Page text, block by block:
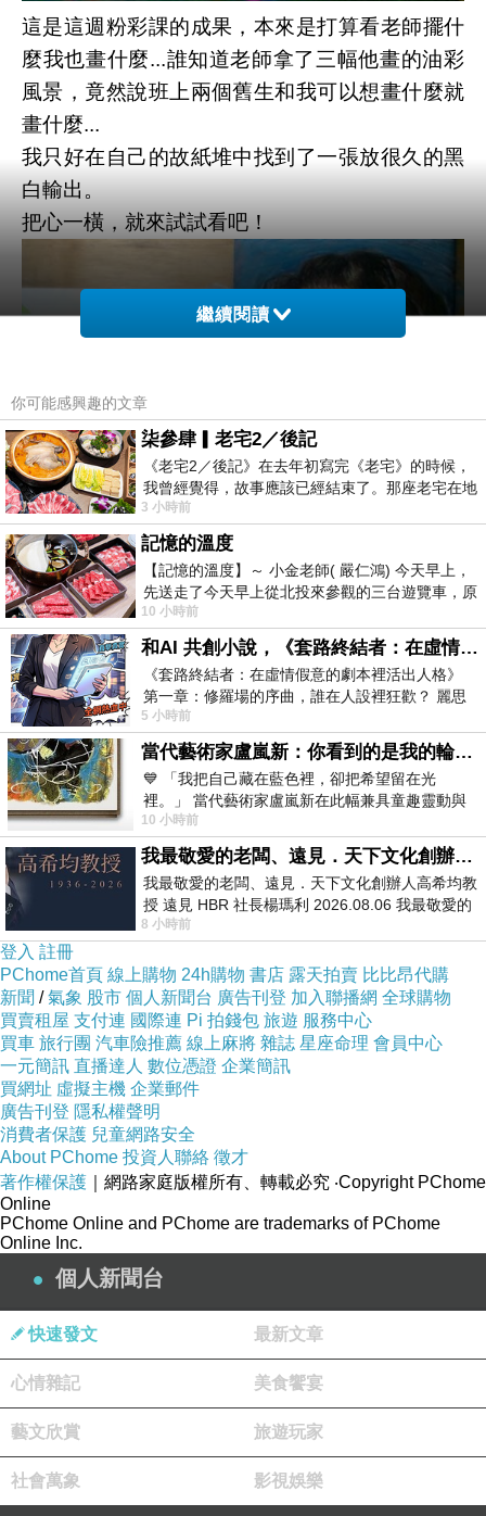
這是這週粉彩課的成果，本來是打算看老師擺什
麼我也畫什麼...誰知道老師拿了三幅他畫的油彩
風景，竟然說班上兩個舊生和我可以想畫什麼就
畫什麼...
我只好在自己的故紙堆中找到了一張放很久的黑
白輸出。
把心一橫，就來試試看吧！
這是很原稿比較，這張本來是要畫鉛筆素描的。
上一篇：*粉彩010-仿作小女孩
下一篇：*粉彩012作品-童顏
李寧兒
2008-12-07 19:05:11
看來這下子飛哥得私下問問飛爸
外頭是否還有親生骨肉
尚未認祖歸宗的
版主回應
你以為我是王永慶的兒子呀？呵呵
水手
飛哥的妹子
長的很像我們這裡一個
看照片
至少有八分像喔
真的呀
大約又是大眾臉吧？
繼續閱讀
你可能感興趣的文章
柒參肆▎老宅2／後記
《老宅2／後記》在去年初寫完《老宅》的時候，
我曾經覺得，故事應該已經結束了。那座老宅在地
震中倒塌，七個人終於離開那片黑暗，
3 小時前
記憶的溫度
【記憶的溫度】～ 小金老師( 嚴仁鴻) 今天早上，
先送走了今天早上從北投來參觀的三台遊覽車，原
以為展場已經差不多要安靜下來，卻發
10 小時前
和AI 共創小說，《套路終結者：在虛情假意的劇本裡活出人格》
《套路終結者：在虛情假意的劇本裡活出人格》
第一章：修羅場的序曲，誰在人設裡狂歡？ 麗思
卡爾頓酒店的總統套房內，燈光昏
5 小時前
當代藝術家盧嵐新：你看到的是我的輪廓，還是你的故事？——藏在藍色裡的希望與光
💙 「我把自己藏在藍色裡，卻把希望留在光
裡。」 當代藝術家盧嵐新在此幅兼具童趣靈動與
抽象韻味的新作中，用湛藍的羽翼般色塊包覆著
10 小時前
我最敬愛的老闆、遠見．天下文化創辦人高希均教授
我最敬愛的老闆、遠見．天下文化創辦人高希均教
授 遠見 HBR 社長楊瑪利 2026.08.06 我最敬愛的
老闆、遠見．天下文化創辦人高希均教
8 小時前
登入 註冊
PChome首頁 線上購物 24h購物 書店 露天拍賣 比比昂代購
新聞 /氣象 股市 個人新聞台 廣告刊登 加入聯播網 全球購物
買賣租屋 支付連 國際連 Pi 拍錢包 旅遊 服務中心
買車 旅行團 汽車險推薦 線上麻將 雜誌 星座命理 會員中心
一元簡訊 直播達人 數位憑證 企業簡訊
買網址 虛擬主機 企業郵件
廣告刊登 隱私權聲明
消費者保護 兒童網路安全
About PChome 投資人聯絡 徵才
著作權保護 ｜網路家庭版權所有、轉載必究 ‧Copyright PChome
Online
PChome Online and PChome are trademarks of PChome
Online Inc.
個人新聞台
快速發文 最新文章
心情雜記 美食饗宴
藝文欣賞 旅遊玩家
社會萬象 影視娛樂